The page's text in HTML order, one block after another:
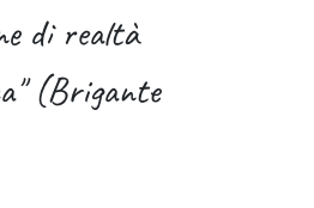
di realtà
(Brigante